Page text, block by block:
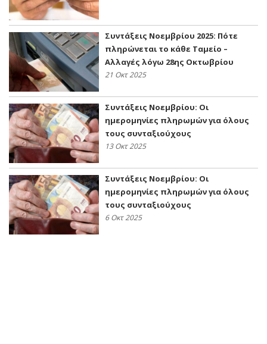
Συντάξεις Νοεμβρίου 2025: Πότε
πληρώνεται το κάθε Ταμείο –
Αλλαγές λόγω 28ης Οκτωβρίου
21 Οκτ 2025
Συντάξεις Νοεμβρίου: Οι
ημερομηνίες πληρωμών για όλους
τους συνταξιούχους
13 Οκτ 2025
Συντάξεις Νοεμβρίου: Οι
ημερομηνίες πληρωμών για όλους
τους συνταξιούχους
6 Οκτ 2025